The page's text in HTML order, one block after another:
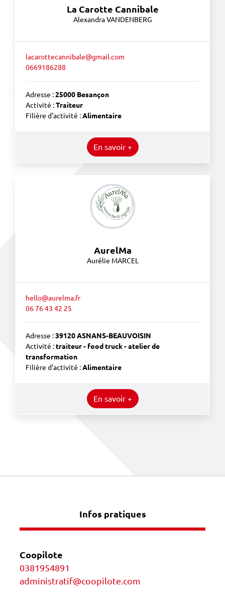
La Carotte Cannibale
Alexandra VANDENBERG
lacarottecannibale@gmail.com
0669186288
Adresse :25000 Besançon
Activité :Traiteur
Filière d'activité :Alimentaire
En savoir +
AurelMa
Aurélie MARCEL
hello@aurelma.fr
06 76 43 42 25
Adresse :39120 ASNANS-BEAUVOISIN
Activité :traiteur - food truck - atelier de
transformation
Filière d'activité :Alimentaire
En savoir +
Infos pratiques
Coopilote
0381954891
administratif@coopilote.com